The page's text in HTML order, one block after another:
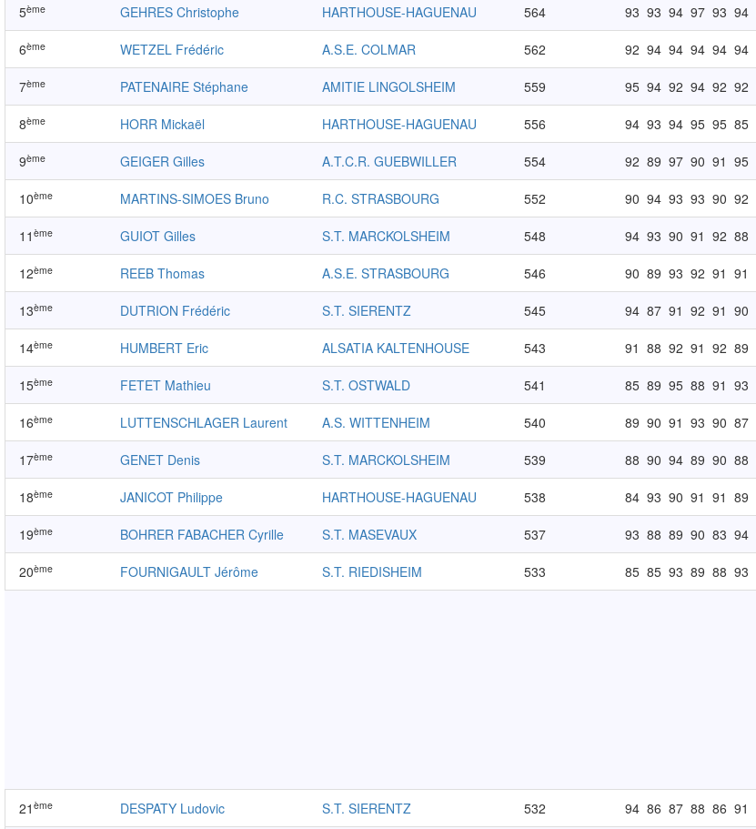
5ème GEHRES Christophe HARTHOUSE-HAGUENAU 564 93 93 94 97 93 94
6ème WETZEL Frédéric A.S.E. COLMAR 562 92 94 94 94 94 94
7ème PATENAIRE Stéphane AMITIE LINGOLSHEIM 559 95 94 92 94 92 92
8ème HORR Mickaël HARTHOUSE-HAGUENAU 556 94 93 94 95 95 85
9ème GEIGER Gilles A.T.C.R. GUEBWILLER 554 92 89 97 90 91 95
10ème MARTINS-SIMOES Bruno R.C. STRASBOURG 552 90 94 93 93 90 92
11 ème GUIOT Gilles S.T. MARCKOLSHEIM 548 94 93 90 91 92 88
12ème REEB Thomas A.S.E. STRASBOURG 546 90 89 93 92 91 91
13ème DUTRION Frédéric S.T. SIERENTZ 545 94 87 91 92 91 90
14ème HUMBERT Eric ALSATIA KALTENHOUSE 543 91 88 92 91 92 89
15ème FETET Mathieu S.T. OSTWALD 541 85 89 95 88 91 93
16ème LUTTENSCHLAGER Laurent A.S. WITTENHEIM 540 89 90 91 93 90 87
17ème GENET Denis S.T. MARCKOLSHEIM 539 88 90 94 89 90 88
18ème JANICOT Philippe HARTHOUSE-HAGUENAU 538 84 93 90 91 91 89
19ème BOHRER FABACHER Cyrille S.T. MASEVAUX 537 93 88 89 90 83 94
20ème FOURNIGAULT Jérôme S.T. RIEDISHEIM 533 85 85 93 89 88 93
21 ème DESPATY Ludovic S.T. SIERENTZ 532 94 86 87 88 86 91